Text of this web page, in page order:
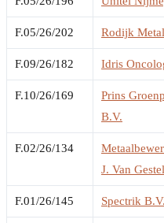
F.05/26/202 Rodijk
F.09/26/182 Idris
F.10/26/169
Prins
B.V.
F.02/26/134
J. Van
F.01/26/145 Spectrik B.V.